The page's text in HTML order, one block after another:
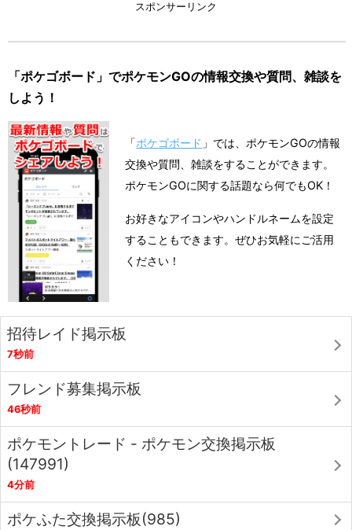
スポンサーリンク
「ポケゴボード」でポケモンGOの情報交換や質問、雑談を
しよう！
「ポケゴボード 」では、ポケモンGOの情報
交換や質問、雑談をすることができます。
ポケモンGOに関する話題なら何でもOK！
お好きなアイコンやハンドルネームを設定
することもできます。ぜひお気軽にご活用
ください！
招待レイド掲示板
7秒前
フレンド募集掲示板
46秒前
ポケモントレード - ポケモン交換掲示板
(147991)
4分前
ポケふた交換掲示板(985)